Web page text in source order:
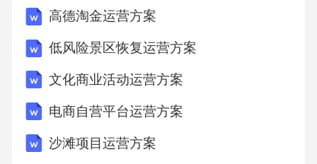
趋势明显。根据国家统计局数据，2022年中国
5%。然而，传统服装店面临租金高、获客难等
问题，线上渠道又存在转化率低、品牌形象难
以塑造的挑战。 1.1.2消费者行为变化。年轻
消费者更注重个性化、体验式消费，社交媒体
高德淘金运营方案
低风险景区恢复运营方案
文化商业活动运营方案
电商自营平台运营方案
沙滩项目运营方案